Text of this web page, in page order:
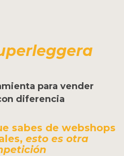
para vender
diferencia
sabes de webshops
esto es otra